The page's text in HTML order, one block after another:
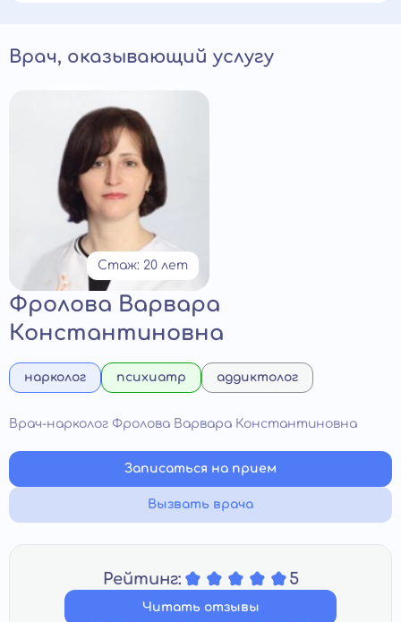
Врач, оказывающий услугу
Стаж: 20 лет
Фролова Варвара
Константиновна
нарколог психиатр аддиктолог
Врач-нарколог Фролова Варвара Константиновна
Записаться на прием
Вызвать врача
Рейтинг: 5
Читать отзывы